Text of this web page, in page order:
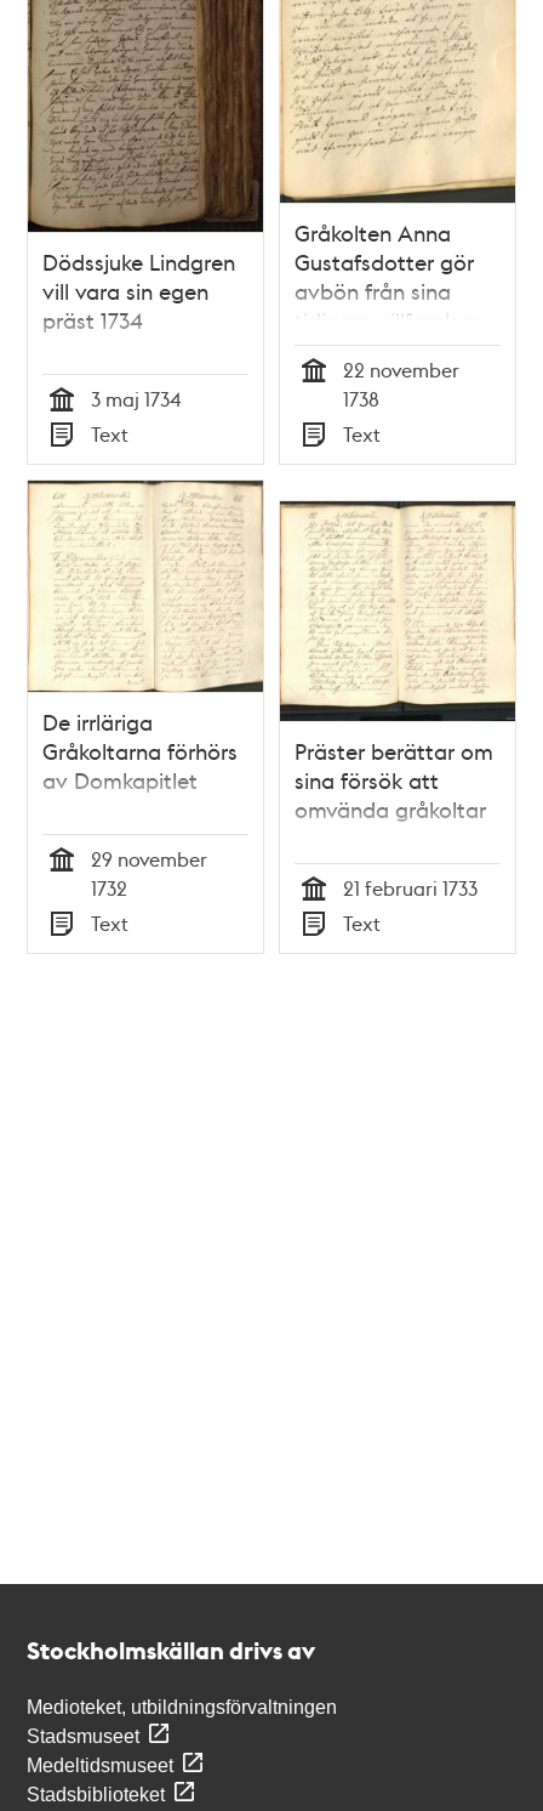
Dödssjuke Lindgren
vill vara sin egen
präst 1734
Tid
3 maj 1734
Typ
Text
Gråkolten Anna
Gustafsdotter gör
avbön från sina
tidigare villfarelser
22 november
1738
Typ
Text
De irrläriga
Gråkoltarna förhörs
av Domkapitlet
29 november
1732
Typ
Text
Präster berättar om
sina försök att
omvända gråkoltar
Tid
21 februari 1733
Typ
Text
Stockholmskällan drivs av
Medioteket, utbildningsförvaltningen
Stadsmuseet
Medeltidsmuseet
Stadsbiblioteket